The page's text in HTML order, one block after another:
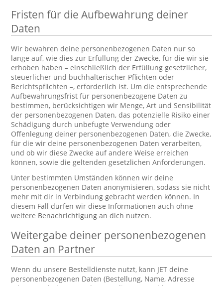
Fristen für die Aufbewahrung deiner
Daten
Wir bewahren deine personenbezogenen Daten nur so
lange auf, wie dies zur Erfüllung der Zwecke, für die wir sie
erhoben haben – einschließlich der Erfüllung gesetzlicher,
steuerlicher und buchhalterischer Pflichten oder
Berichtspflichten –, erforderlich ist. Um die entsprechende
Aufbewahrungsfrist für personenbezogene Daten zu
bestimmen, berücksichtigen wir Menge, Art und Sensibilität
der personenbezogenen Daten, das potenzielle Risiko einer
Schädigung durch unbefugte Verwendung oder
Offenlegung deiner personenbezogenen Daten, die Zwecke,
für die wir deine personenbezogenen Daten verarbeiten,
und ob wir diese Zwecke auf andere Weise erreichen
können, sowie die geltenden gesetzlichen Anforderungen.
Unter bestimmten Umständen können wir deine
personenbezogenen Daten anonymisieren, sodass sie nicht
mehr mit dir in Verbindung gebracht werden können. In
diesem Fall dürfen wir diese Informationen auch ohne
weitere Benachrichtigung an dich nutzen.
Weitergabe deiner personenbezogenen
Daten an Partner
Wenn du unsere Bestelldienste nutzt, kann JET deine
personenbezogenen Daten (Bestellung, Name, Adresse